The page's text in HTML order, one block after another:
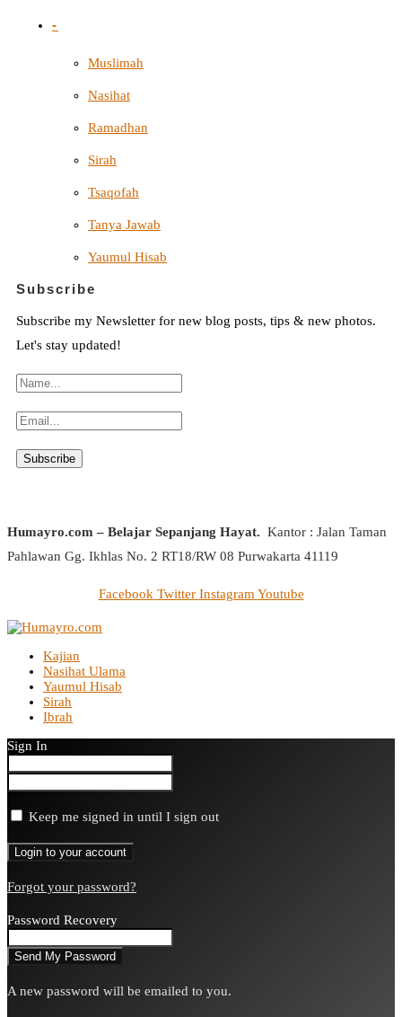
-
Muslimah
Nasihat
Ramadhan
Sirah
Tsaqofah
Tanya Jawab
Yaumul Hisab
Subscribe
Subscribe my Newsletter for new blog posts, tips & new photos.
Let's stay updated!
Humayro.com – Belajar Sepanjang Hayat. Kantor : Jalan Taman
Pahlawan Gg. Ikhlas No. 2 RT18/RW 08 Purwakarta 41119
Facebook Twitter Instagram Youtube
Kajian
Nasihat Ulama
Yaumul Hisab
Sirah
Ibrah
Sign In
Keep me signed in until I sign out
Forgot your password?
Password Recovery
A new password will be emailed to you.